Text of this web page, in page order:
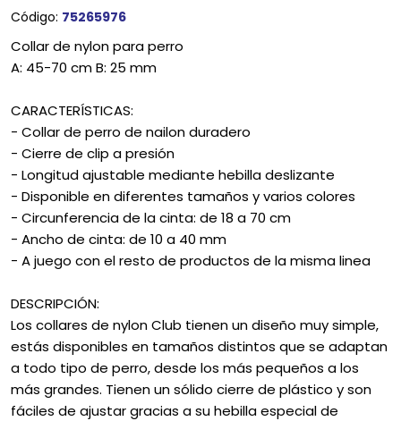
Código: 75265976
Collar de nylon para perro
A: 45-70 cm B: 25 mm
CARACTERÍSTICAS:
- Collar de perro de nailon duradero
- Cierre de clip a presión
- Longitud ajustable mediante hebilla deslizante
- Disponible en diferentes tamaños y varios colores
- Circunferencia de la cinta: de 18 a 70 cm
- Ancho de cinta: de 10 a 40 mm
- A juego con el resto de productos de la misma linea
DESCRIPCIÓN:
Los collares de nylon Club tienen un diseño muy simple,
estás disponibles en tamaños distintos que se adaptan
a todo tipo de perro, desde los más pequeños a los
más grandes. Tienen un sólido cierre de plástico y son
fáciles de ajustar gracias a su hebilla especial de